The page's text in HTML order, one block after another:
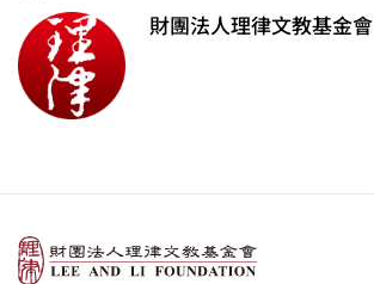
財團法人理律文教基金會